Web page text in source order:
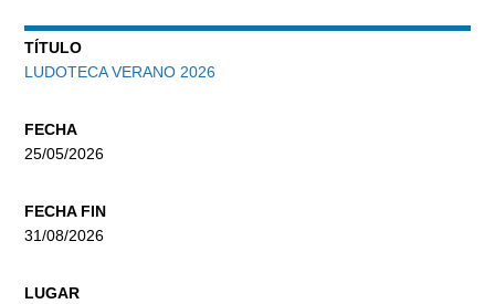
TÍTULO
LUDOTECA VERANO 2026
FECHA
25/05/2026
FECHA FIN
31/08/2026
LUGAR